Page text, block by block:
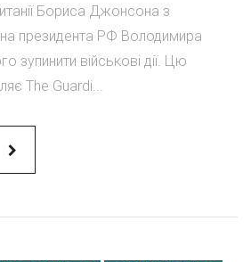
Бориса Джонсона з
президента РФ Володимира
зупинити військові дії. Цю
The Guardi...